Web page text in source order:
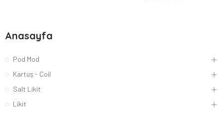
Anasayfa
Pod Mod
Kartuş - Coil
Salt Likit
Likit